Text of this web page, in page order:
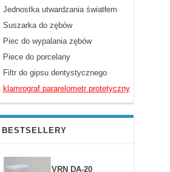
Jednostka utwardzania światłem
Suszarka do zębów
Piec do wypalania zębów
Piece do porcelany
Filtr do gipsu dentystycznego
klamrograf pararelometr protetyczny
BESTSELLERY
VRN DA-20